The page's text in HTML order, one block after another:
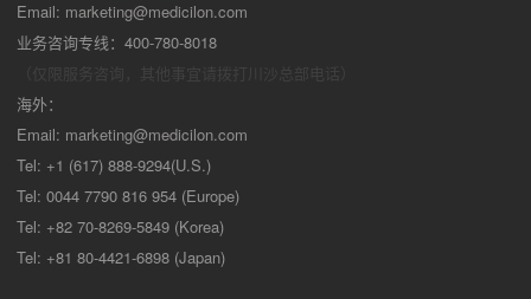
Email: marketing@medicilon.com
业务咨询专线：400-780-8018
海外：
Email: marketing@medicilon.com
Tel: +1 (617) 888-9294(U.S.)
Tel: 0044 7790 816 954 (Europe)
Tel: +82 70-8269-5849 (Korea)
Tel: +81 80-4421-6898 (Japan)